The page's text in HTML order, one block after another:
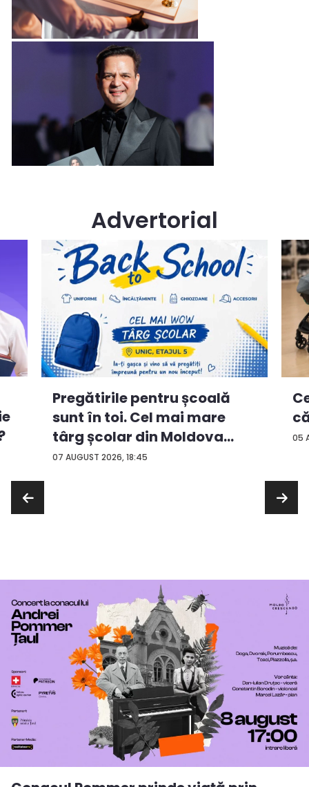
Advertorial
07 AUGUST 2026, 18:45
Pregătirile pentru școală
sunt în toi. Cel mai mare
târg școlar din Moldova
con...
05